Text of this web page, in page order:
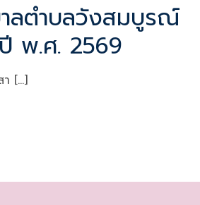
าลตำบลวังสมบูรณ์
พ.ศ. 2569
า […]